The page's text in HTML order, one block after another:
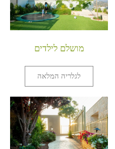
מושלם לילדים
לגלריה המלאה